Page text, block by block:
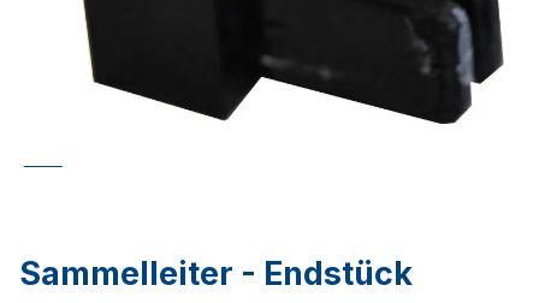
Sammelleiter - Endstück